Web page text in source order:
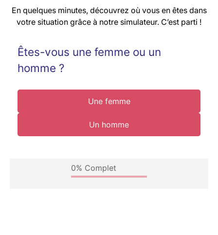
En quelques minutes, découvrez où vous en êtes dans
votre situation grâce à notre simulateur. C’est parti !